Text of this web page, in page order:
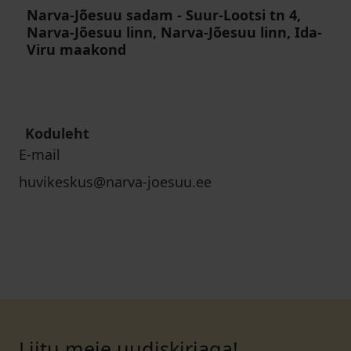
Narva-Jõesuu sadam - Suur-Lootsi tn 4,
Narva-Jõesuu linn, Narva-Jõesuu linn, Ida-
Viru maakond
Koduleht
E-mail
huvikeskus@narva-joesuu.ee